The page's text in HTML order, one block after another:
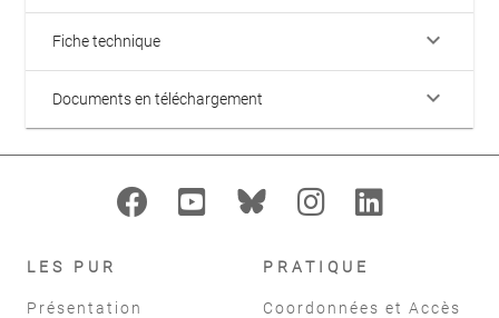
Fiche technique keyboard_arrow_down
Documents en téléchargement keyboard_arrow_down
LES PUR
Présentation
PRATIQUE
Coordonnées et Accès